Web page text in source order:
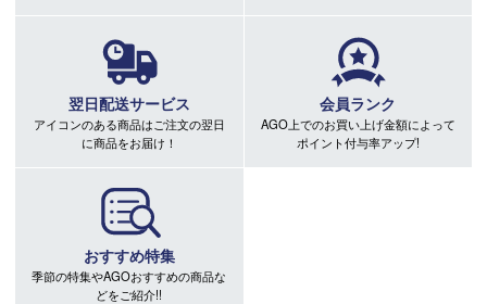
翌日配送サービス
アイコンのある商品はご注文の翌日
に商品をお届け！
会員ランク
AGO上でのお買い上げ金額によって
ポイント付与率アップ!
おすすめ特集
季節の特集やAGOおすすめの商品な
どをご紹介!!